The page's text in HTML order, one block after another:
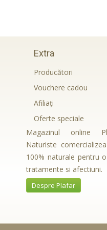
Extra
Producători
Vouchere cadou
Afiliaţi
Oferte speciale
Magazinul online
Naturiste
100% naturale pentru
tratamente si afectiuni.
Despre Plafar